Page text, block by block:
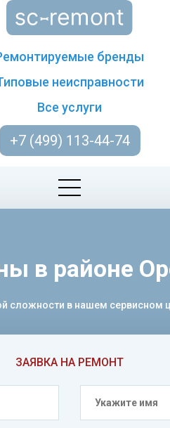
бренды
неисправности
Все услуги
+7 (499) 113-44-74
ЗАЯВКА НА РЕМОНТ
в районе
в нашем сервисном